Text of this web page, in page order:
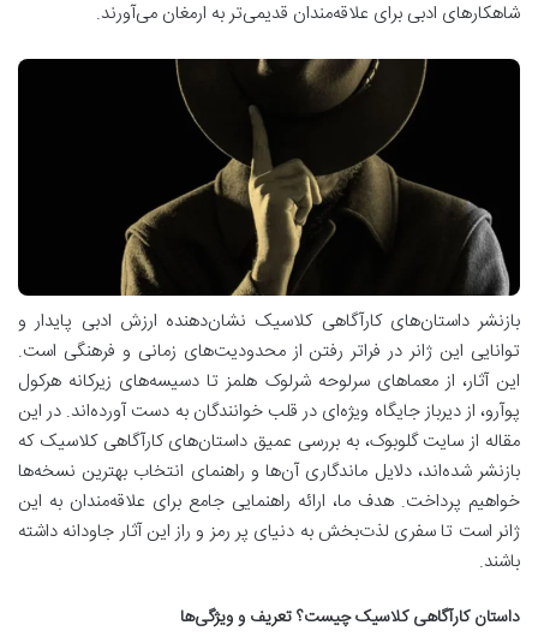
شاهکارهای ادبی برای علاقه‌مندان قدیمی‌تر به ارمغان می‌آورند.
بازنشر داستان‌های کارآگاهی کلاسیک نشان‌دهنده ارزش ادبی پایدار و
توانایی این ژانر در فراتر رفتن از محدودیت‌های زمانی و فرهنگی است.
این آثار، از معماهای سرلوحه شرلوک هلمز تا دسیسه‌های زیرکانه هرکول
پوآرو، از دیرباز جایگاه ویژه‌ای در قلب خوانندگان به دست آورده‌اند. در این
مقاله از سایت گلوبوک، به بررسی عمیق داستان‌های کارآگاهی کلاسیک که
بازنشر شده‌اند، دلایل ماندگاری آن‌ها و راهنمای انتخاب بهترین نسخه‌ها
خواهیم پرداخت. هدف ما، ارائه راهنمایی جامع برای علاقه‌مندان به این
ژانر است تا سفری لذت‌بخش به دنیای پر رمز و راز این آثار جاودانه داشته
باشند.
داستان کارآگاهی کلاسیک چیست؟ تعریف و ویژگی‌ها